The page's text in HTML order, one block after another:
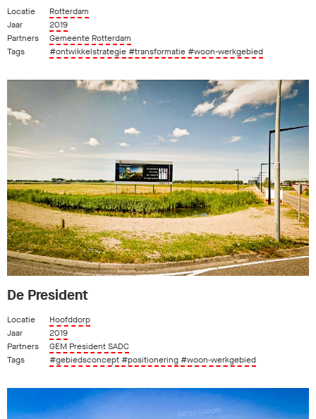
Locatie
Rotterdam
Jaar
2019
Partners
Gemeente Rotterdam
Tags
#ontwikkelstrategie#transformatie#woon-werkgebied
De President
Locatie
Hoofddorp
Jaar
2019
Partners
GEM President SADC
Tags
#gebiedsconcept#positionering#woon-werkgebied